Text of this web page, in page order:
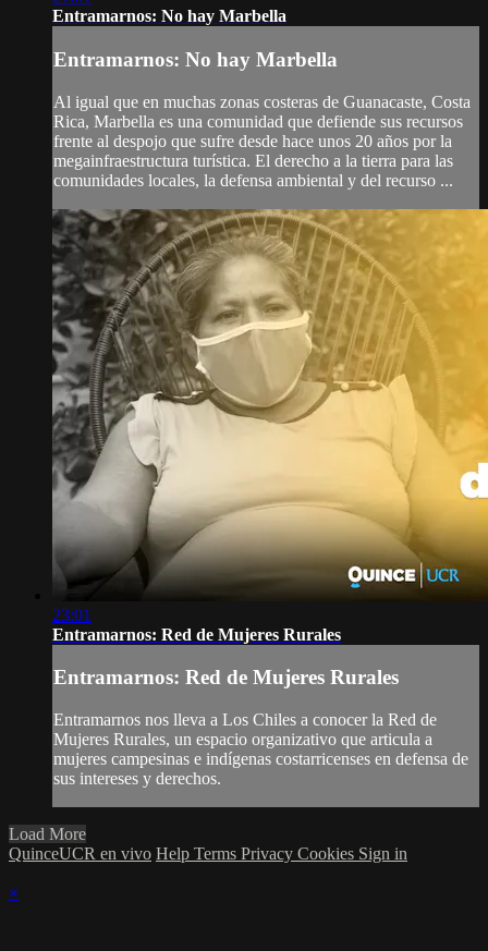
Entramarnos: No hay Marbella
Entramarnos: No hay Marbella
Al igual que en muchas zonas costeras de Guanacaste, Costa
Rica, Marbella es una comunidad que defiende sus recursos
frente al despojo que sufre desde hace unos 20 años por la
megainfraestructura turística. El derecho a la tierra para las
comunidades locales, la defensa ambiental y del recurso ...
23:01
Entramarnos: Red de Mujeres Rurales
Entramarnos: Red de Mujeres Rurales
Entramarnos nos lleva a Los Chiles a conocer la Red de
Mujeres Rurales, un espacio organizativo que articula a
mujeres campesinas e indígenas costarricenses en defensa de
sus intereses y derechos.
Load More
QuinceUCR en vivo Help Terms Privacy Cookies Sign in
×